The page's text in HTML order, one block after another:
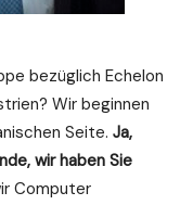
bezüglich Echelon
Wir beginnen
Seite. Ja,
wir haben Sie
Computer